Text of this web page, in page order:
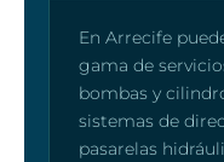
En Arrecife
gama de
bombas y
sistemas de
pasarelas